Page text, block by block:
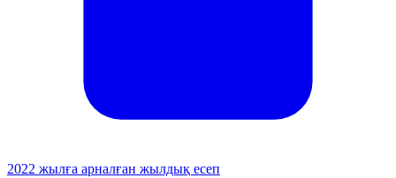
2022 жылға арналған жылдық есеп